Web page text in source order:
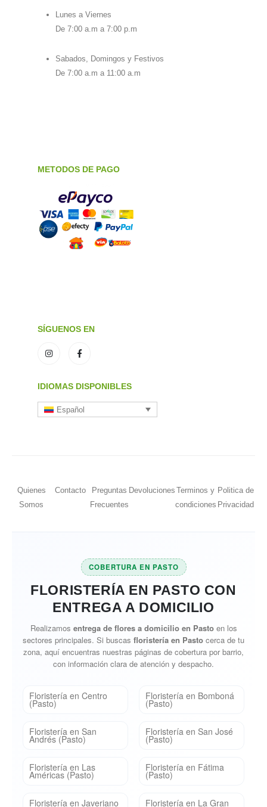
Lunes a Viernes
De 7:00 a.m a 7:00 p.m
Sabados, Domingos y Festivos
De 7:00 a.m a 11:00 a.m
METODOS DE PAGO
SÍGUENOS EN
IDIOMAS DISPONIBLES
Español
Quienes
Somos
Contacto
Preguntas
Frecuentes
Devoluciones Terminos y
condiciones
Politica de
Privacidad
COBERTURA EN PASTO
FLORISTERÍA EN PASTO CON
ENTREGA A DOMICILIO
Realizamos entrega de flores a domicilio en Pastoen los
sectores principales. Si buscas floristería en Pasto cerca de tu
zona, aquí encuentras nuestras páginas de cobertura por barrio,
con información clara de atención y despacho.
Floristería en Centro
(Pasto)
Floristería en Bomboná
(Pasto)
Floristería en San
Andrés (Pasto)
Floristería en San José
(Pasto)
Floristería en Las
Américas (Pasto)
Floristería en Fátima
(Pasto)
Floristería en Javeriano Floristería en La Gran